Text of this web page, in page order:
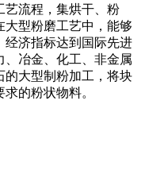
艺流程，集烘干、粉
大型粉磨工艺中，能够
经济指标达到国际先进
、冶金、化工、非金属
的大型制粉加工，将块
的粉状物料。